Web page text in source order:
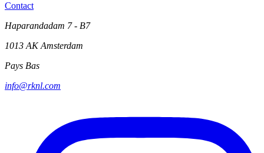
Contact
Haparandadam 7 - B7
1013 AK Amsterdam
Pays Bas
info@rknl.com